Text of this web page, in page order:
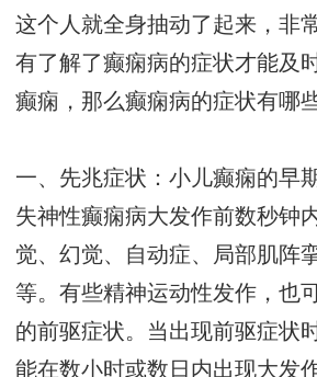
这个人就全身抽动了起来，非
有了解了癫痫病的症状才能及
癫痫，那么癫痫病的症状有哪
一、先兆症状：小儿癫痫的早
失神性癫痫病大发作前数秒钟
觉、幻觉、自动症、局部肌阵
等。有些精神运动性发作，也
的前驱症状。当出现前驱症状
能在数小时或数日内出现大发作